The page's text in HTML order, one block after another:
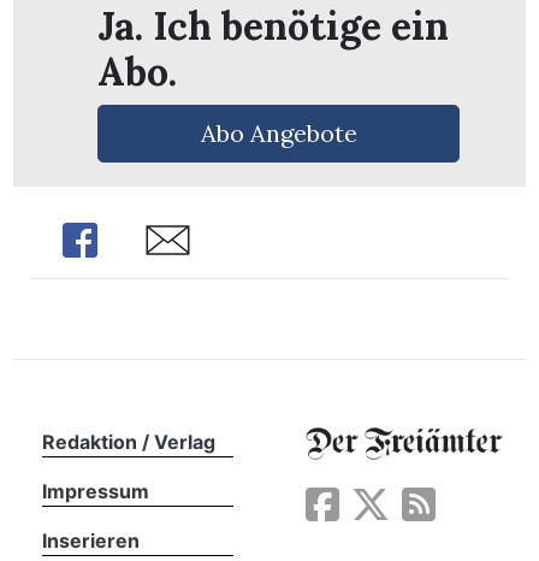
Ja. Ich benötige ein
Abo.
Abo Angebote
Share Share
Redaktion / Verlag
Impressum
Inserieren